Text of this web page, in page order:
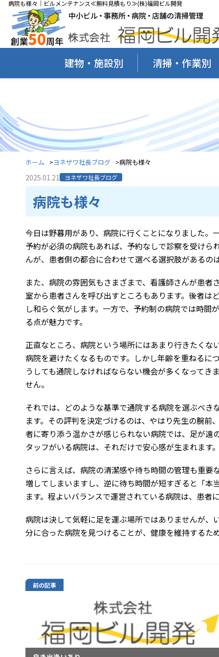
病院も様々｜ビルメンテナンス≪無料見積もり≫(株)福岡ビル開発
建物・施設別 清掃・作業別
ホーム ヨネザワ社長ブログ 病院も様々
2025.01.21 ヨネザワ社長ブログ
病院も様々
今日は野暮用があり、病院に行くことになりました。
予約が必須の病院もあれば、予約なしで診察を受け
んが、患者側の都合に合わせて選べる選択肢があるの
また、病院の雰囲気もさまざまで、看護師さんが患
室から患者さんを呼び出すところもあります。後者は
し和らぐ気がします。一方で、予約制の病院では時
る点が魅力です。
正直なところ、病院という場所にはあまり行きたくな
病院を避けたくなるものです。しかし年齢を重ねる
うしても通院しなければならない機会が多くなって
せん。
それでは、どのような基準で通院する病院を選ぶべ
ます。その評判を決定づけるのは、やはり先生の腕
者に寄り添う温かさが感じられない病院では、足が遠
タッフがいる病院は、それだけで安心感が生まれます。
さらに言えば、病院の清潔感や待ち時間の管理も重
増してしまいますし、逆に待ち時間が短すぎると「本
ます。程よいバランスで運営されている病院は、患者
病院は決して気軽に足を運ぶ場所ではありませんが
分に合った病院を見つけることが、健康を維持するた
前の記事